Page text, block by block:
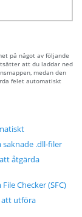
på något av följande
att du laddar ned
medan den
felet automatiskt
.dll-filer
åtgärda
Checker (SFC)
att utföra